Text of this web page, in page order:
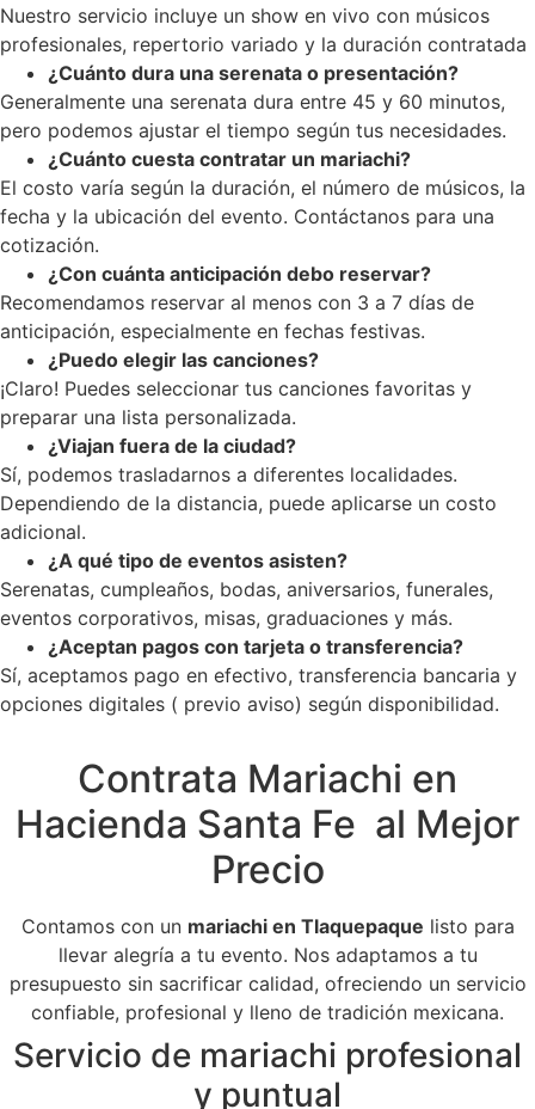
Nuestro servicio incluye un show en vivo con músicos
profesionales, repertorio variado y la duración contratada
¿Cuánto dura una serenata o presentación?
Generalmente una serenata dura entre 45 y 60 minutos,
pero podemos ajustar el tiempo según tus necesidades.
¿Cuánto cuesta contratar un mariachi?
El costo varía según la duración, el número de músicos, la
fecha y la ubicación del evento. Contáctanos para una
cotización.
¿Con cuánta anticipación debo reservar?
Recomendamos reservar al menos con 3 a 7 días de
anticipación, especialmente en fechas festivas.
¿Puedo elegir las canciones?
¡Claro! Puedes seleccionar tus canciones favoritas y
preparar una lista personalizada.
¿Viajan fuera de la ciudad?
Sí, podemos trasladarnos a diferentes localidades.
Dependiendo de la distancia, puede aplicarse un costo
adicional.
¿A qué tipo de eventos asisten?
Serenatas, cumpleaños, bodas, aniversarios, funerales,
eventos corporativos, misas, graduaciones y más.
¿Aceptan pagos con tarjeta o transferencia?
Sí, aceptamos pago en efectivo, transferencia bancaria y
opciones digitales ( previo aviso) según disponibilidad.
Contrata Mariachi en
Hacienda Santa Fe al Mejor
Precio
Contamos con un mariachi en Tlaquepaque listo para
llevar alegría a tu evento. Nos adaptamos a tu
presupuesto sin sacrificar calidad, ofreciendo un servicio
confiable, profesional y lleno de tradición mexicana.
Servicio de mariachi profesional
y puntual